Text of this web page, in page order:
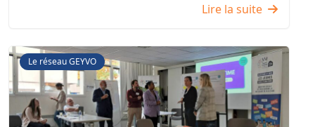
Lire la suite
Le réseau GEYVO